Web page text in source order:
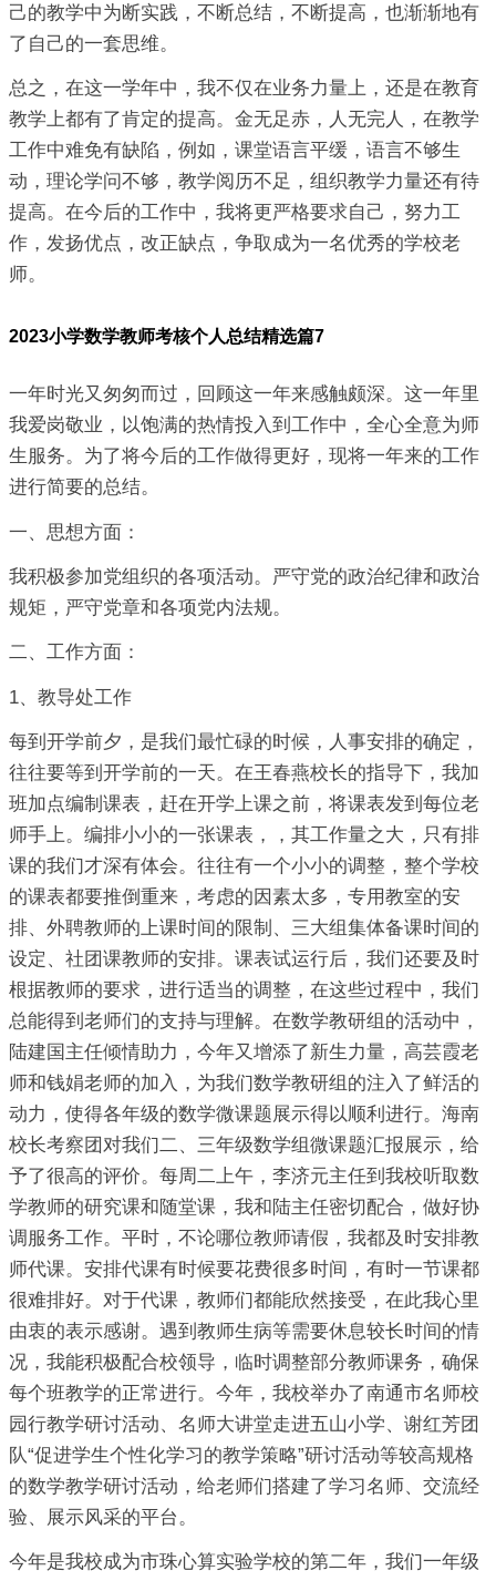
己的教学中为断实践，不断总结，不断提高，也渐渐地有
了自己的一套思维。
总之，在这一学年中，我不仅在业务力量上，还是在教育
教学上都有了肯定的提高。金无足赤，人无完人，在教学
工作中难免有缺陷，例如，课堂语言平缓，语言不够生
动，理论学问不够，教学阅历不足，组织教学力量还有待
提高。在今后的工作中，我将更严格要求自己，努力工
作，发扬优点，改正缺点，争取成为一名优秀的学校老
师。
2023小学数学教师考核个人总结精选篇7
一年时光又匆匆而过，回顾这一年来感触颇深。这一年里
我爱岗敬业，以饱满的热情投入到工作中，全心全意为师
生服务。为了将今后的工作做得更好，现将一年来的工作
进行简要的总结。
一、思想方面：
我积极参加党组织的各项活动。严守党的政治纪律和政治
规矩，严守党章和各项党内法规。
二、工作方面：
1、教导处工作
每到开学前夕，是我们最忙碌的时候，人事安排的确定，
往往要等到开学前的一天。在王春燕校长的指导下，我加
班加点编制课表，赶在开学上课之前，将课表发到每位老
师手上。编排小小的一张课表，，其工作量之大，只有排
课的我们才深有体会。往往有一个小小的调整，整个学校
的课表都要推倒重来，考虑的因素太多，专用教室的安
排、外聘教师的上课时间的限制、三大组集体备课时间的
设定、社团课教师的安排。课表试运行后，我们还要及时
根据教师的要求，进行适当的调整，在这些过程中，我们
总能得到老师们的支持与理解。在数学教研组的活动中，
陆建国主任倾情助力，今年又增添了新生力量，高芸霞老
师和钱娟老师的加入，为我们数学教研组的注入了鲜活的
动力，使得各年级的数学微课题展示得以顺利进行。海南
校长考察团对我们二、三年级数学组微课题汇报展示，给
予了很高的评价。每周二上午，李济元主任到我校听取数
学教师的研究课和随堂课，我和陆主任密切配合，做好协
调服务工作。平时，不论哪位教师请假，我都及时安排教
师代课。安排代课有时候要花费很多时间，有时一节课都
很难排好。对于代课，教师们都能欣然接受，在此我心里
由衷的表示感谢。遇到教师生病等需要休息较长时间的情
况，我能积极配合校领导，临时调整部分教师课务，确保
每个班教学的正常进行。今年，我校举办了南通市名师校
园行教学研讨活动、名师大讲堂走进五山小学、谢红芳团
队“促进学生个性化学习的教学策略”研讨活动等较高规格
的数学教学研讨活动，给老师们搭建了学习名师、交流经
验、展示风采的平台。
今年是我校成为市珠心算实验学校的第二年，我们一年级